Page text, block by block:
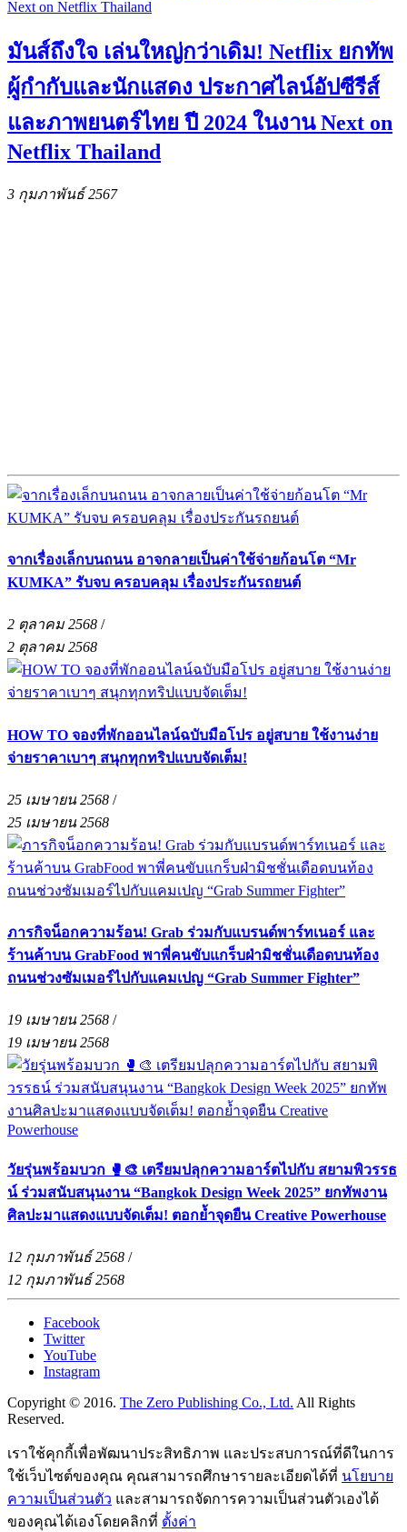
มันส์ถึงใจ เล่นใหญ่กว่าเดิม! Netflix ยกทัพ
ผู้กำกับและนักแสดง ประกาศไลน์อัปซีรีส์
และภาพยนตร์ไทย ปี 2024 ในงาน Next on
Netflix Thailand
3 กุมภาพันธ์ 2567
จากเรื่องเล็กบนถนน อาจกลายเป็นค่าใช้จ่ายก้อนโต “Mr
KUMKA” รับจบ ครอบคลุม เรื่องประกันรถยนต์
2 ตุลาคม 2568 /
2 ตุลาคม 2568
HOW TO จองที่พักออนไลน์ฉบับมือโปร อยู่สบาย ใช้งานง่าย
จ่ายราคาเบาๆ สนุกทุกทริปแบบจัดเต็ม!
25 เมษายน 2568 /
25 เมษายน 2568
ภารกิจน็อกความร้อน! Grab ร่วมกับแบรนด์พาร์ทเนอร์ และ
ร้านค้าบน GrabFood พาพี่คนขับแกร็บฝ่ามิชชั่นเดือดบนท้อง
ถนนช่วงซัมเมอร์ไปกับแคมเปญ “Grab Summer Fighter”
19 เมษายน 2568 /
19 เมษายน 2568
วัยรุ่นพร้อมบวก 🥊🎨 เตรียมปลุกความอาร์ตไปกับ สยามพิวรรธ
น์ ร่วมสนับสนุนงาน “Bangkok Design Week 2025” ยกทัพงาน
ศิลปะมาแสดงแบบจัดเต็ม! ตอกย้ำจุดยืน Creative Powerhouse
12 กุมภาพันธ์ 2568 /
12 กุมภาพันธ์ 2568
Facebook
Twitter
YouTube
Instagram
Copyright © 2016. The Zero Publishing Co., Ltd. All Rights
Reserved.
เราใช้คุกกี้เพื่อพัฒนาประสิทธิภาพ และประสบการณ์ที่ดีในการ
ใช้เว็บไซต์ของคุณ คุณสามารถศึกษารายละเอียดได้ที่ นโยบาย
ความเป็นส่วนตัว และสามารถจัดการความเป็นส่วนตัวเองได้
ของคุณได้เองโดยคลิกที่ ตั้งค่า